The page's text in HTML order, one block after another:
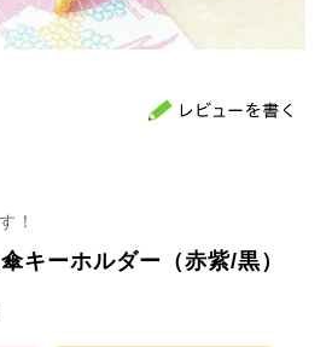
！
キーホルダー（赤紫/黒）